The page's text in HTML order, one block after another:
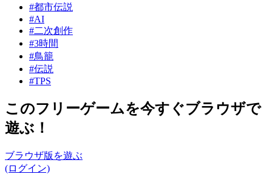
#都市伝説
#AI
#二次創作
#3時間
#鳥籠
#伝説
#TPS
このフリーゲームを今すぐブラウザで
遊ぶ！
ブラウザ版を遊ぶ
(ログイン)